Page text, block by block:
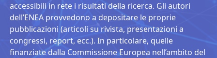
accessibili in rete i risultati della ricerca. Gli autori
dell’ENEA provvedono a depositare le proprie
pubblicazioni (articoli su rivista, presentazioni a
congressi, report, ecc.). In particolare, quelle
finanziate dalla Commissione Europea nell’ambito del